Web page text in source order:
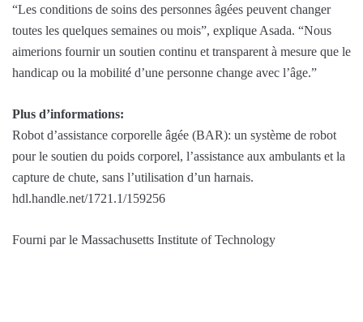
“Les conditions de soins des personnes âgées peuvent changer
toutes les quelques semaines ou mois”, explique Asada. “Nous
aimerions fournir un soutien continu et transparent à mesure que le
handicap ou la mobilité d’une personne change avec l’âge.”
Plus d’informations:
Robot d’assistance corporelle âgée (BAR): un système de robot
pour le soutien du poids corporel, l’assistance aux ambulants et la
capture de chute, sans l’utilisation d’un harnais.
hdl.handle.net/1721.1/159256
Fourni par le Massachusetts Institute of Technology